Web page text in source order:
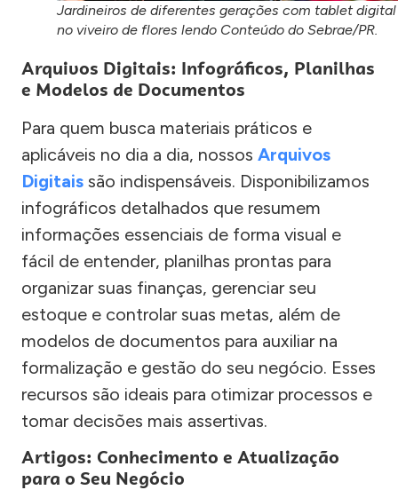
Jardineiros de diferentes gerações com tablet digital
no viveiro de flores lendo Conteúdo do Sebrae/PR.
Arquivos Digitais: Infográficos, Planilhas
e Modelos de Documentos
Para quem busca materiais práticos e
aplicáveis no dia a dia, nossos Arquivos
Digitais são indispensáveis. Disponibilizamos
infográficos detalhados que resumem
informações essenciais de forma visual e
fácil de entender, planilhas prontas para
organizar suas finanças, gerenciar seu
estoque e controlar suas metas, além de
modelos de documentos para auxiliar na
formalização e gestão do seu negócio. Esses
recursos são ideais para otimizar processos e
tomar decisões mais assertivas.
Artigos: Conhecimento e Atualização
para o Seu Negócio